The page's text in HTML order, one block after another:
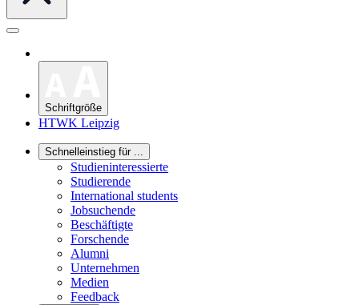
Schriftgröße
HTWK Leipzig
Schnelleinstieg für ...
Studieninteressierte
Studierende
International students
Jobsuchende
Beschäftigte
Forschende
Alumni
Unternehmen
Medien
Feedback